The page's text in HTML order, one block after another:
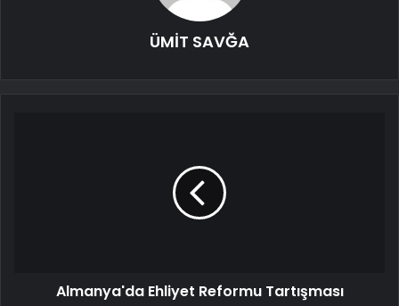
ÜMİT SAVĞA
Almanya'da Ehliyet Reformu Tartışması